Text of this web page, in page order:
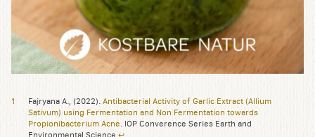
Fajryana A., (2022). Antibacterial Activity of Garlic Extract (Allium
Sativum) using Fermentation and Non Fermentation towards
Propionibacterium Acne. IOP Converence Series Earth and
Environmental Science ↩︎